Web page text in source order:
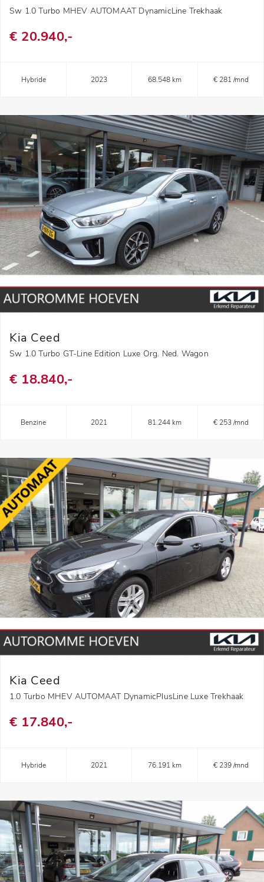
Sw 1.0 Turbo MHEV AUTOMAAT DynamicLine Trekhaak
€ 20.940,-
Hybride 2023 68.548 km € 281 /mnd
Kia Ceed
Sw 1.0 Turbo GT-Line Edition Luxe Org. Ned. Wagon
€ 18.840,-
Benzine 2021 81.244 km € 253 /mnd
Kia Ceed
1.0 Turbo MHEV AUTOMAAT DynamicPlusLine Luxe Trekhaak
€ 17.840,-
Hybride 2021 76.191 km € 239 /mnd